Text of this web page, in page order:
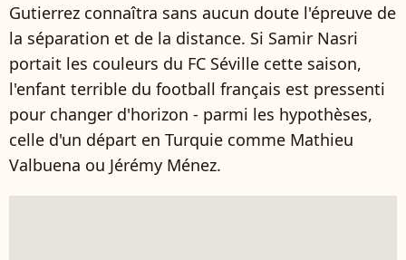
Gutierrez connaîtra sans aucun doute l'épreuve de
la séparation et de la distance. Si Samir Nasri
portait les couleurs du FC Séville cette saison,
l'enfant terrible du football français est pressenti
pour changer d'horizon - parmi les hypothèses,
celle d'un départ en Turquie comme Mathieu
Valbuena ou Jérémy Ménez.